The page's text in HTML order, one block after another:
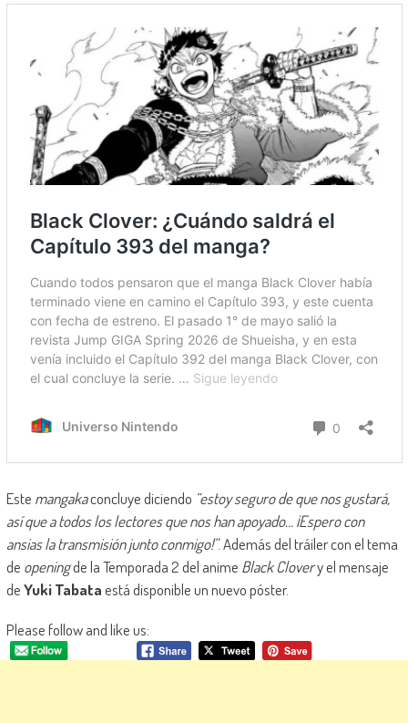
Este mangakaconcluye diciendo “estoy seguro de que nos gustará,
así que a todos los lectores que nos han apoyado… ¡Espero con
ansias la transmisión junto conmigo!”. Además del tráiler con el tema
de openingde la Temporada 2 del anime Black Clovery el mensaje
deYuki Tabataestá disponible un nuevo póster.
Please follow and like us: